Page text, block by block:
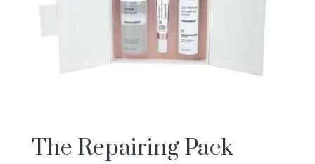
The Repairing Pack